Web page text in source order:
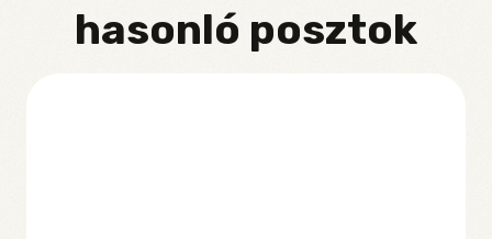
hasonló posztok